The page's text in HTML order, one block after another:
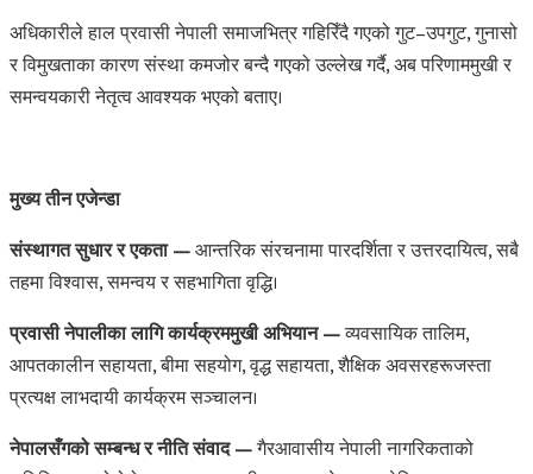
अधिकारीले हाल प्रवासी नेपाली समाजभित्र गहिरिँदै गएको गुट–उपगुट, गुनासो
र विमुखताका कारण संस्था कमजोर बन्दै गएको उल्लेख गर्दै, अब परिणाममुखी र
समन्वयकारी नेतृत्व आवश्यक भएको बताए।
मुख्य तीन एजेन्डा
संस्थागत सुधार र एकता —आन्तरिक संरचनामा पारदर्शिता र उत्तरदायित्व, सबै
तहमा विश्वास, समन्वय र सहभागिता वृद्धि।
प्रवासी नेपालीका लागि कार्यक्रममुखी अभियान —व्यवसायिक तालिम,
आपतकालीन सहायता, बीमा सहयोग, वृद्ध सहायता, शैक्षिक अवसरहरूजस्ता
प्रत्यक्ष लाभदायी कार्यक्रम सञ्चालन।
नेपालसँगको सम्बन्ध र नीति संवाद —गैरआवासीय नेपाली नागरिकताको